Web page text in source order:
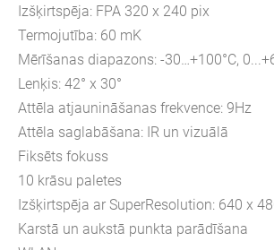
Izšķirtspēja: FPA 320 x 240 pix
Termojutība: 60 mK
Mērīšanas diapazons: -30…+100°C,
Lenķis: 42° x 30°
Attēla atjaunināšanas frekvence: 9Hz
Attēla saglabāšana: IR un vizuālā
Fiksēts fokuss
10 krāsu paletes
Izšķirtspēja ar SuperResolution: 640 x
Karstā un aukstā punkta parādīšana